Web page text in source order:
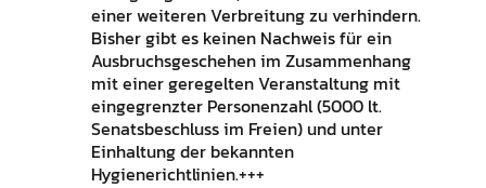
einer weiteren Verbreitung zu verhindern.
Bisher gibt es keinen Nachweis für ein
Ausbruchsgeschehen im Zusammenhang
mit einer geregelten Veranstaltung mit
eingegrenzter Personenzahl (5000 lt.
Senatsbeschluss im Freien) und unter
Einhaltung der bekannten
Hygienerichtlinien.+++